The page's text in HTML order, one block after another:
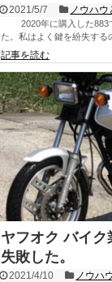
2021/5/7 ノウハ
2020年に購入した883
た。私はよく鍵を紛失する
記事を読む
ヤフオク バイ
失敗した。
2021/4/10 ノウハ